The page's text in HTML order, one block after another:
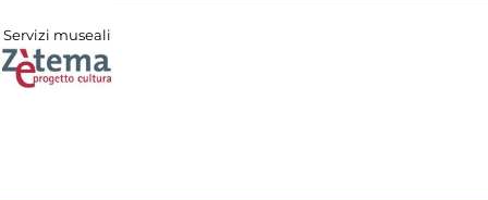
Servizi museali